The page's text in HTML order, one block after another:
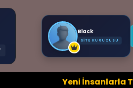
Black
SITE KURUCUSU
Yeni İnsanlarla